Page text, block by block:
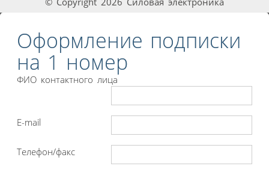
Оформление подписки
на 1 номер
ФИО контактного лица
E-mail
Телефон/факс